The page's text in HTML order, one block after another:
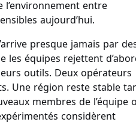
l’environnement entre
aujourd’hui.
presque jamais par
les équipes rejettent
outils. Deux opérateurs
Une région reste stable
membres de l’équipe
considèrent